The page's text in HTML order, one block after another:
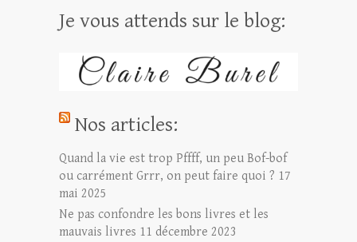
Je vous attends sur le blog:
Nos articles:
Quand la vie est trop Pffff, un peu Bof-bof
ou carrément Grrr, on peut faire quoi ? 17
mai 2025
Ne pas confondre les bons livres et les
mauvais livres 11 décembre 2023